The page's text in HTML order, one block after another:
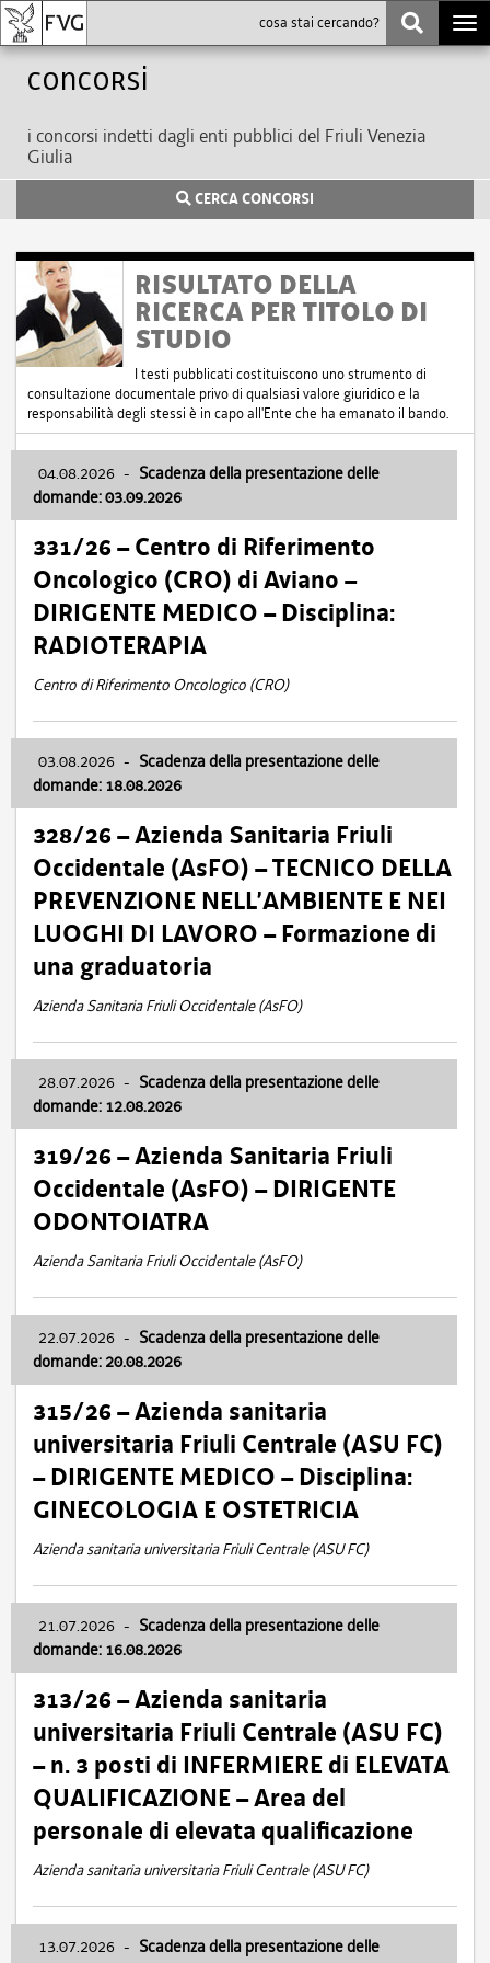
Concorsi
i concorsi indetti dagli enti pubblici del Friuli Venezia
Giulia
CERCA CONCORSI
RISULTATO DELLA
RICERCA PER TITOLO DI
STUDIO
I testi pubblicati costituiscono uno strumento di
consultazione documentale privo di qualsiasi valore giuridico e la
responsabilità degli stessi è in capo all'Ente che ha emanato il bando.
04.08.2026 - Scadenza della presentazione delle
domande: 03.09.2026
331/26 – Centro di Riferimento
Oncologico (CRO) di Aviano –
DIRIGENTE MEDICO – Disciplina:
RADIOTERAPIA
Centro di Riferimento Oncologico (CRO)
03.08.2026 - Scadenza della presentazione delle
domande: 18.08.2026
328/26 – Azienda Sanitaria Friuli
Occidentale (AsFO) – TECNICO DELLA
PREVENZIONE NELL’AMBIENTE E NEI
LUOGHI DI LAVORO – Formazione di
una graduatoria
Azienda Sanitaria Friuli Occidentale (AsFO)
28.07.2026 - Scadenza della presentazione delle
domande: 12.08.2026
319/26 – Azienda Sanitaria Friuli
Occidentale (AsFO) – DIRIGENTE
ODONTOIATRA
Azienda Sanitaria Friuli Occidentale (AsFO)
22.07.2026 - Scadenza della presentazione delle
domande: 20.08.2026
315/26 – Azienda sanitaria
universitaria Friuli Centrale (ASU FC)
– DIRIGENTE MEDICO – Disciplina:
GINECOLOGIA E OSTETRICIA
Azienda sanitaria universitaria Friuli Centrale (ASU FC)
21.07.2026 - Scadenza della presentazione delle
domande: 16.08.2026
313/26 – Azienda sanitaria
universitaria Friuli Centrale (ASU FC)
– n. 3 posti di INFERMIERE di ELEVATA
QUALIFICAZIONE – Area del
personale di elevata qualificazione
Azienda sanitaria universitaria Friuli Centrale (ASU FC)
13.07.2026 - Scadenza della presentazione delle